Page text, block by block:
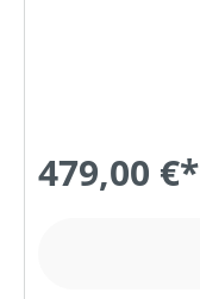
479,00 €*